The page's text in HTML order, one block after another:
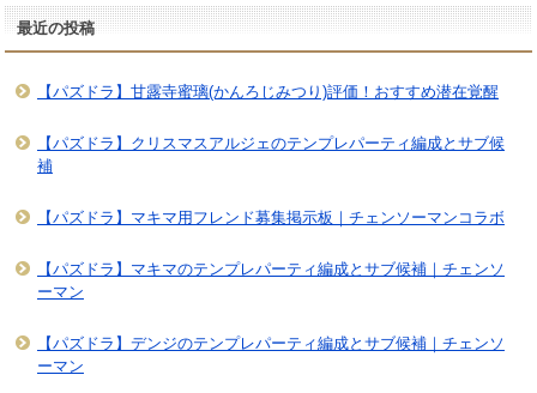
最近の投稿
【パズドラ】甘露寺蜜璃(かんろじみつり)評価！おすすめ潜在覚醒
【パズドラ】クリスマスアルジェのテンプレパーティ編成とサブ候
補
【パズドラ】マキマ用フレンド募集掲示板｜チェンソーマンコラボ
【パズドラ】マキマのテンプレパーティ編成とサブ候補｜チェンソ
ーマン
【パズドラ】デンジのテンプレパーティ編成とサブ候補｜チェンソ
ーマン